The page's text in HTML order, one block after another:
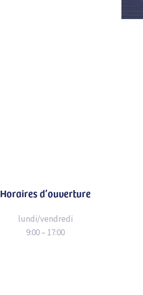
Horaires d’ouverture
lundi/vendredi
9:00 – 17:00